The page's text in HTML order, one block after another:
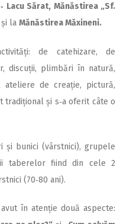
Lacu Sărat, Mănăstirea „Sf.
la Mănăstirea Măxineni.
de catehizare, de
discuții, plimbări în natură,
ateliere de creație, pictură,
tradițional și s‑a oferit câte o
și bunici (vârstnici), grupele
taberelor fiind din cele 2
(70‑80 ani).
în atenție două aspecte: